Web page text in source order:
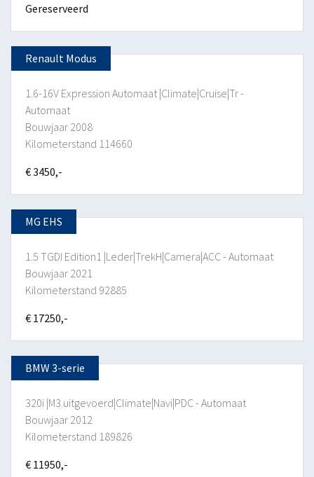
Gereserveerd
Renault Modus
1.6-16V Expression Automaat |Climate|Cruise|Tr -
Automaat
Bouwjaar 2008
Kilometerstand 114660
€ 3450,-
MG EHS
1.5 TGDI Edition1 |Leder|TrekH|Camera|ACC - Automaat
Bouwjaar 2021
Kilometerstand 92885
€ 17250,-
BMW 3-serie
320i |M3 uitgevoerd|Climate|Navi|PDC - Automaat
Bouwjaar 2012
Kilometerstand 189826
€ 11950,-